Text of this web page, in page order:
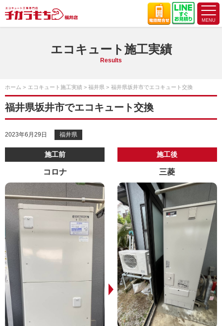
エコキュート施工実績
Results
ホーム エコキュート施工実績 福井県 福井県坂井市でエコキュート交換
福井県坂井市でエコキュート交換
2023年6月29日 福井県
施工前
コロナ
施工後
三菱